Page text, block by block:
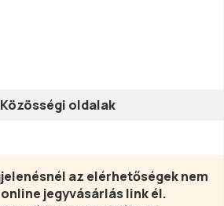
Közösségi oldalak
az elérhetőségek nem
jegyvásárlás link él.